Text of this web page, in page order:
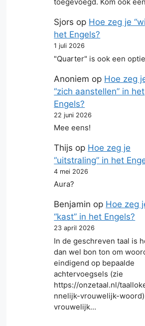
toegevoegd. Kom ook
Sjors op Hoe zeg je
het Engels?
1 juli 2026
"Quarter" is ook een
Anoniem op Hoe zeg
“zich aanstellen” in het
Engels?
22 juni 2026
Mee eens!
Thijs op Hoe zeg je
“uitstraling” in het
4 mei 2026
Aura?
Benjamin op Hoe zeg
“kast” in het Engels?
23 april 2026
In de geschreven taal is
dan wel bon ton om
eindigend op bepaalde
achtervoegsels (zie
https://onzetaal.nl/
nnelijk-vrouwelijk-woord)
vrouwelijk…